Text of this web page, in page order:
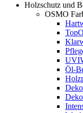
Holzschutz und
OSMO
Öl-